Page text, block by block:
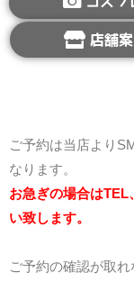
店舗案
ご予約は当店より
なります。
お急ぎの場合は
い致します。
ご予約の確認が取